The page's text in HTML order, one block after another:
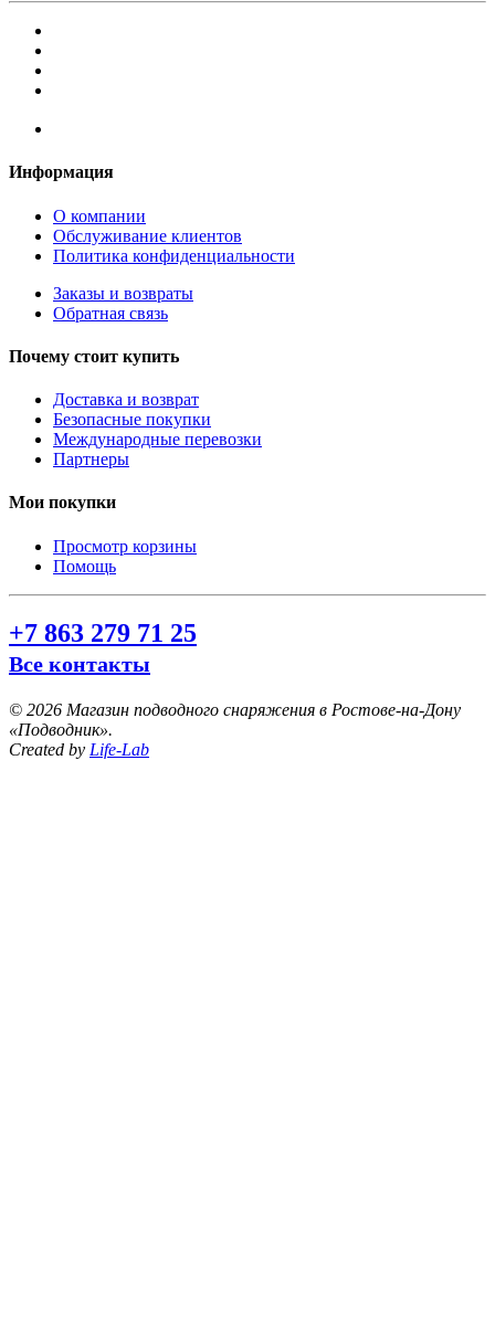
Информация
О компании
Обслуживание клиентов
Политика конфиденциальности
Заказы и возвраты
Обратная связь
Почему стоит купить
Доставка и возврат
Безопасные покупки
Международные перевозки
Партнеры
Мои покупки
Просмотр корзины
Помощь
+7 863 279 71 25
Все контакты
© 2026 Магазин подводного снаряжения в Ростове-на-Дону
«Подводник».
Created by Life-Lab